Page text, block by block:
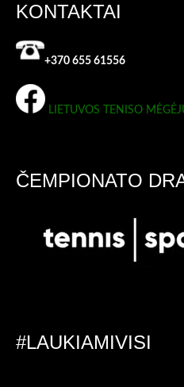
KONTAKTAI
+370 655 61556
LIETUVOS TENISO
ČEMPIONATO
#LAUKIAMIVISI